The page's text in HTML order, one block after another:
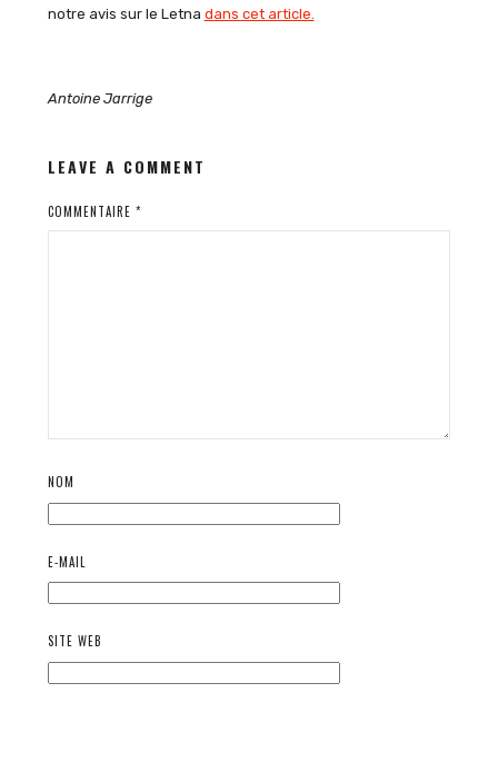
notre avis sur le Letna dans cet article.
Antoine Jarrige
LEAVE A COMMENT
COMMENTAIRE *
NOM
E-MAIL
SITE WEB